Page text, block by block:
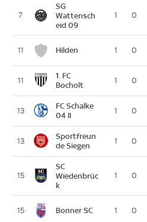
7
SG
Wattensch
eid 09
1 0
11 Hilden 1 0
11
1. FC
Bocholt
1 0
13
FC Schalke
04 II
1 0
13
Sportfreun
de Siegen
1 0
15
SC
Wiedenbrüc
k
1 0
15 Bonner SC 1 0